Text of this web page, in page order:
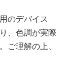
のデバイス
、色調が実際
ご理解の上、